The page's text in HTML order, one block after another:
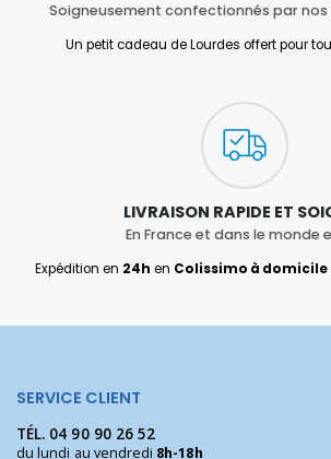
Soigneusement confectionnés par
Un petit cadeau de Lourdes offert pour
LIVRAISON RAPIDE ET
En France et dans le monde
Expédition en 24h en Colissimo à domicile
SERVICE CLIENT
TÉL. 04 90 90 26 52
du lundi au vendredi 8h-18h